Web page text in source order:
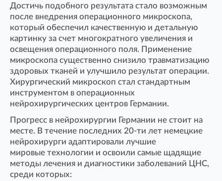
Достичь подобного результата стало возможным
после внедрения операционного микроскопа,
который обеспечил качественную и детальную
картинку за счет многократного увеличения и
освещения операционного поля. Применение
микроскопа существенно снизило травматизацию
здоровых тканей и улучшило результат операции.
Хирургический микроскоп стал стандартным
инструментом в операционных
нейрохирургических центров Германии.
Прогресс в нейрохирургии Германии не стоит на
месте. В течение последних 20-ти лет немецкие
нейрохирурги адаптировали лучшие
мировые технологии и освоили самые щадящие
методы лечения и диагностики заболеваний ЦНС,
среди которых: